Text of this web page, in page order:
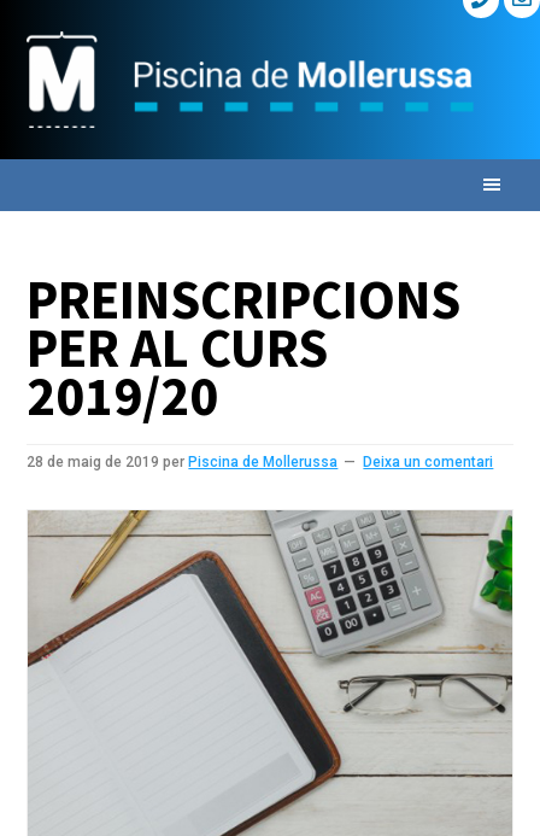
primary
navigation
content
primary
sidebar
PREINSCRIPCIONS
PER AL CURS
2019/20
28 de maig de 2019 per Piscina de Mollerussa Deixa un comentari